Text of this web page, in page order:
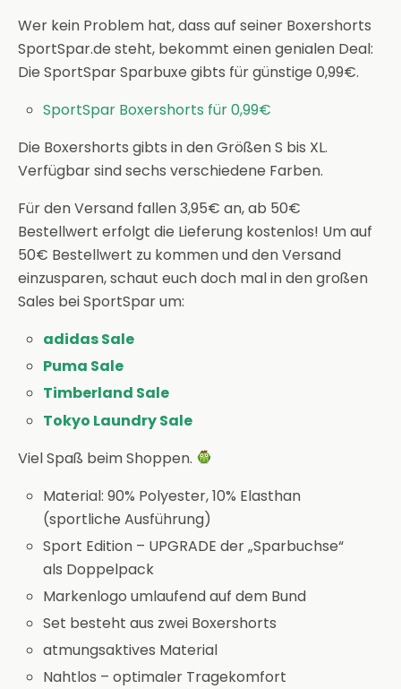
Wer kein Problem hat, dass auf seiner Boxershorts
SportSpar.de steht, bekommt einen genialen Deal:
Die SportSpar Sparbuxe gibts für günstige 0,99€.
SportSpar Boxershorts für 0,99€
Die Boxershorts gibts in den Größen S bis XL.
Verfügbar sind sechs verschiedene Farben.
Für den Versand fallen 3,95€ an, ab 50€
Bestellwert erfolgt die Lieferung kostenlos! Um auf
50€ Bestellwert zu kommen und den Versand
einzusparen, schaut euch doch mal in den großen
Sales bei SportSpar um:
adidas Sale
Puma Sale
Timberland Sale
Tokyo Laundry Sale
Viel Spaß beim Shoppen.
Material: 90% Polyester, 10% Elasthan
(sportliche Ausführung)
Sport Edition – UPGRADE der „Sparbuchse“
als Doppelpack
Markenlogo umlaufend auf dem Bund
Set besteht aus zwei Boxershorts
atmungsaktives Material
Nahtlos – optimaler Tragekomfort